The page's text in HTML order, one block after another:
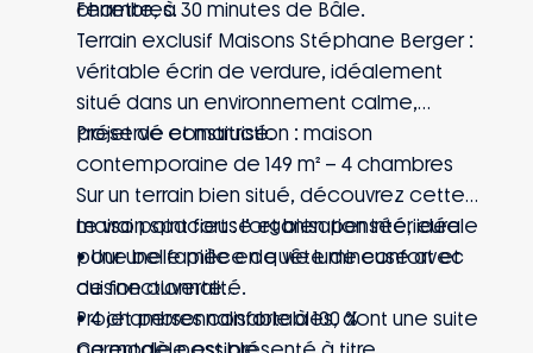
chambres.
Ferrette, à 30 minutes de Bâle.
Terrain exclusif Maisons Stéphane Berger :
véritable écrin de verdure, idéalement
situé dans un environnement calme,
préservé et maitrisé.
Projet de construction : maison
contemporaine de 149 m² – 4 chambres
Sur un terrain bien situé, découvrez cette
maison spacieuse et bien pensée, idéale
pour une famille en quête de confort et
de fonctionnalité.
Le vrai point fort : l’organisation intérieure
• Une belle pièce de vie lumineuse avec
cuisine ouverte
• 4 chambres confortables, dont une suite
Projet personnalisable à 100 %